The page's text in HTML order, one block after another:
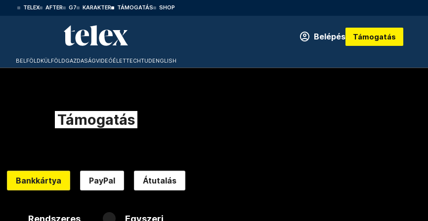
TELEX AFTER G7 KARAKTER TÁMOGATÁS SHOP
Belépés Támogatás
BELFÖLDKÜLFÖLDGAZDASÁGVIDEÓÉLETTECHTUDENGLISH
Támogatás
Bankkártya PayPal Átutalás
Rendszeres Egyszeri